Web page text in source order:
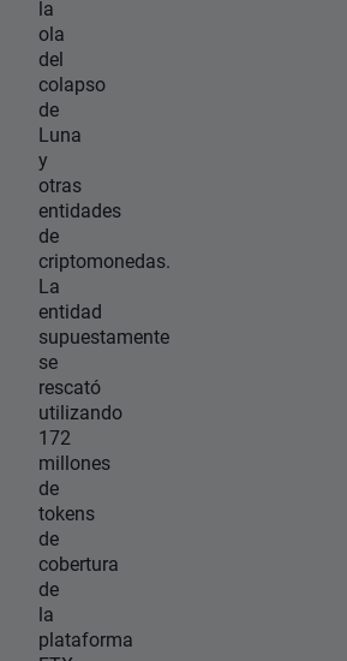
la
ola
del
colapso
de
Luna
y
otras
entidades
de
criptomonedas.
La
entidad
supuestamente
se
rescató
utilizando
172
millones
de
tokens
de
cobertura
de
la
plataforma